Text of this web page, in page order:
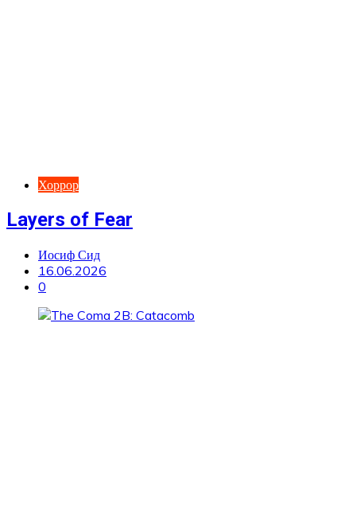
Хоррор
Layers of Fear
Иосиф Сид
16.06.2026
0